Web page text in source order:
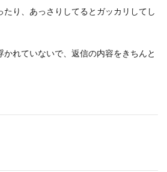
り、あっさりしてるとガッカリしてし
れていないで、返信の内容をきちんと